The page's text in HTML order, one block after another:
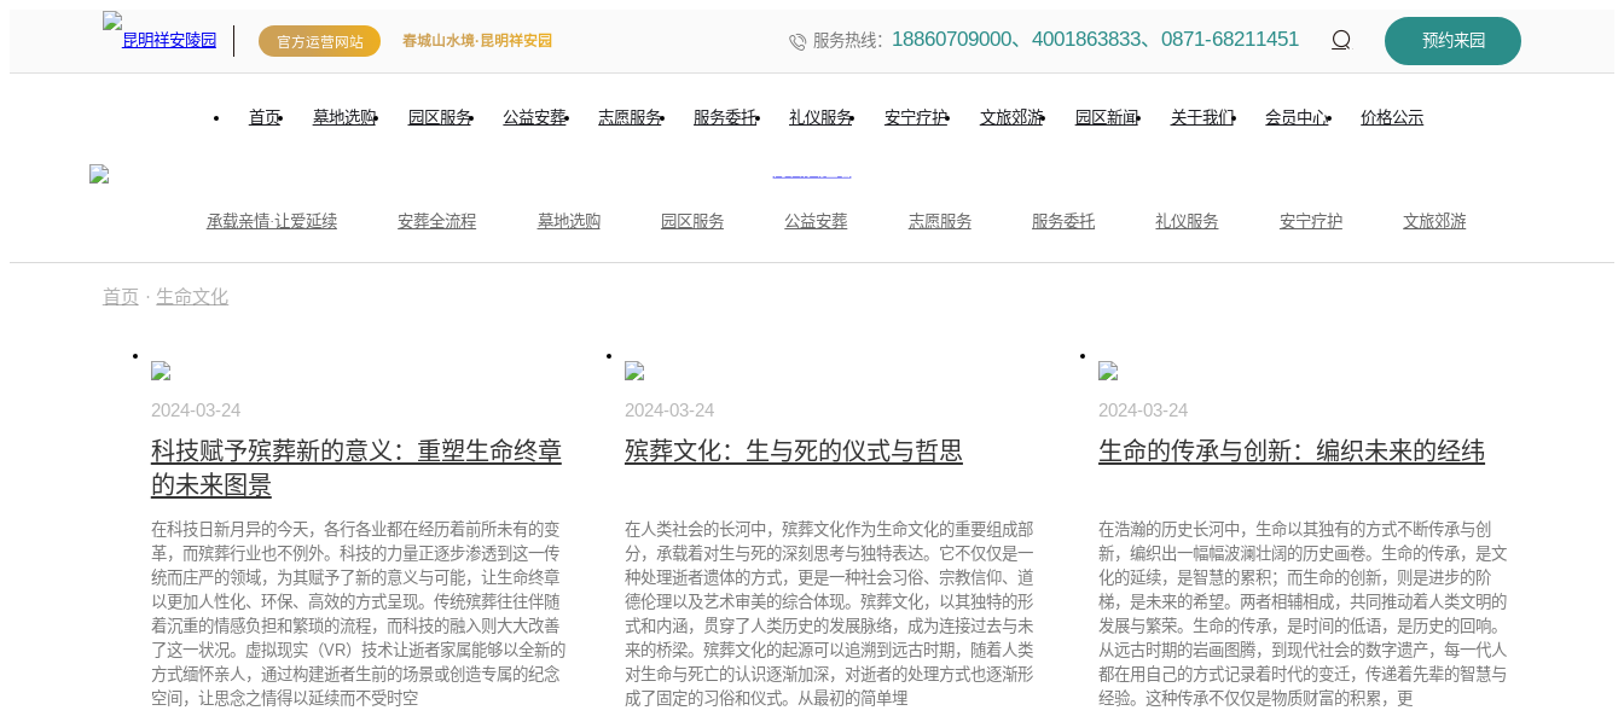
官方运营网站 春城山水境·昆明祥安园 服务热线： 18860709000、4001863833、0871-68211451 预约来园
首页 墓地选购 园区服务 公益安葬 志愿服务 服务委托 礼仪服务 安宁疗护 文旅郊游 园区新闻 关于我们 会员中心
价格公示
承载亲情·让爱延续 安葬全流程 墓地选购 园区服务 公益安葬 志愿服务 服务委托 礼仪服务 安宁疗护 文旅郊游
首页 · 生命文化
2024-03-24
科技赋予殡葬新的意义：重塑生命终章
的未来图景
在科技日新月异的今天，各行各业都在经历着前所未有的变
革，而殡葬行业也不例外。科技的力量正逐步渗透到这一传
统而庄严的领域，为其赋予了新的意义与可能，让生命终章
以更加人性化、环保、高效的方式呈现。传统殡葬往往伴随
着沉重的情感负担和繁琐的流程，而科技的融入则大大改善
了这一状况。虚拟现实（VR）技术让逝者家属能够以全新的
方式缅怀亲人，通过构建逝者生前的场景或创造专属的纪念
空间，让思念之情得以延续而不受时空
2024-03-24
殡葬文化：生与死的仪式与哲思
在人类社会的长河中，殡葬文化作为生命文化的重要组成部
分，承载着对生与死的深刻思考与独特表达。它不仅仅是一
种处理逝者遗体的方式，更是一种社会习俗、宗教信仰、道
德伦理以及艺术审美的综合体现。殡葬文化，以其独特的形
式和内涵，贯穿了人类历史的发展脉络，成为连接过去与未
来的桥梁。殡葬文化的起源可以追溯到远古时期，随着人类
对生命与死亡的认识逐渐加深，对逝者的处理方式也逐渐形
成了固定的习俗和仪式。从最初的简单埋
2024-03-24
生命的传承与创新：编织未来的经纬
在浩瀚的历史长河中，生命以其独有的方式不断传承与创
新，编织出一幅幅波澜壮阔的历史画卷。生命的传承，是文
化的延续，是智慧的累积；而生命的创新，则是进步的阶
梯，是未来的希望。两者相辅相成，共同推动着人类文明的
发展与繁荣。生命的传承，是时间的低语，是历史的回响。
从远古时期的岩画图腾，到现代社会的数字遗产，每一代人
都在用自己的方式记录着时代的变迁，传递着先辈的智慧与
经验。这种传承不仅仅是物质财富的积累，更